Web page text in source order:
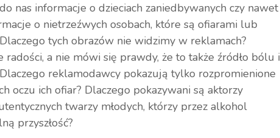
nas informacje o dzieciach zaniedbywanych czy nawet
o nietrzeźwych osobach, które są ofiarami lub
tych obrazów nie widzimy w reklamach?
a nie mówi się prawdy, że to także źródło bólu i
reklamodawcy pokazują tylko rozpromienione
oczu ich ofiar? Dlaczego pokazywani są aktorzy
twarzy młodych, którzy przez alkohol
przyszłość?